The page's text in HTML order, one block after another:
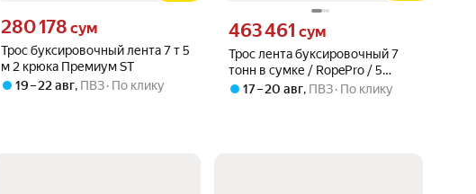
Трос буксировочный лента 7 т 5
м 2 крюка Премиум ST
Цена 280178 сум вместо
280 178 сум
19 – 22 авг, ПВЗ По клику
Трос лента буксировочный 7
тонн в сумке / RopePro / 5
метров
Цена 463461 сум вместо
463 461 сум
17 – 20 авг, ПВЗ По клику